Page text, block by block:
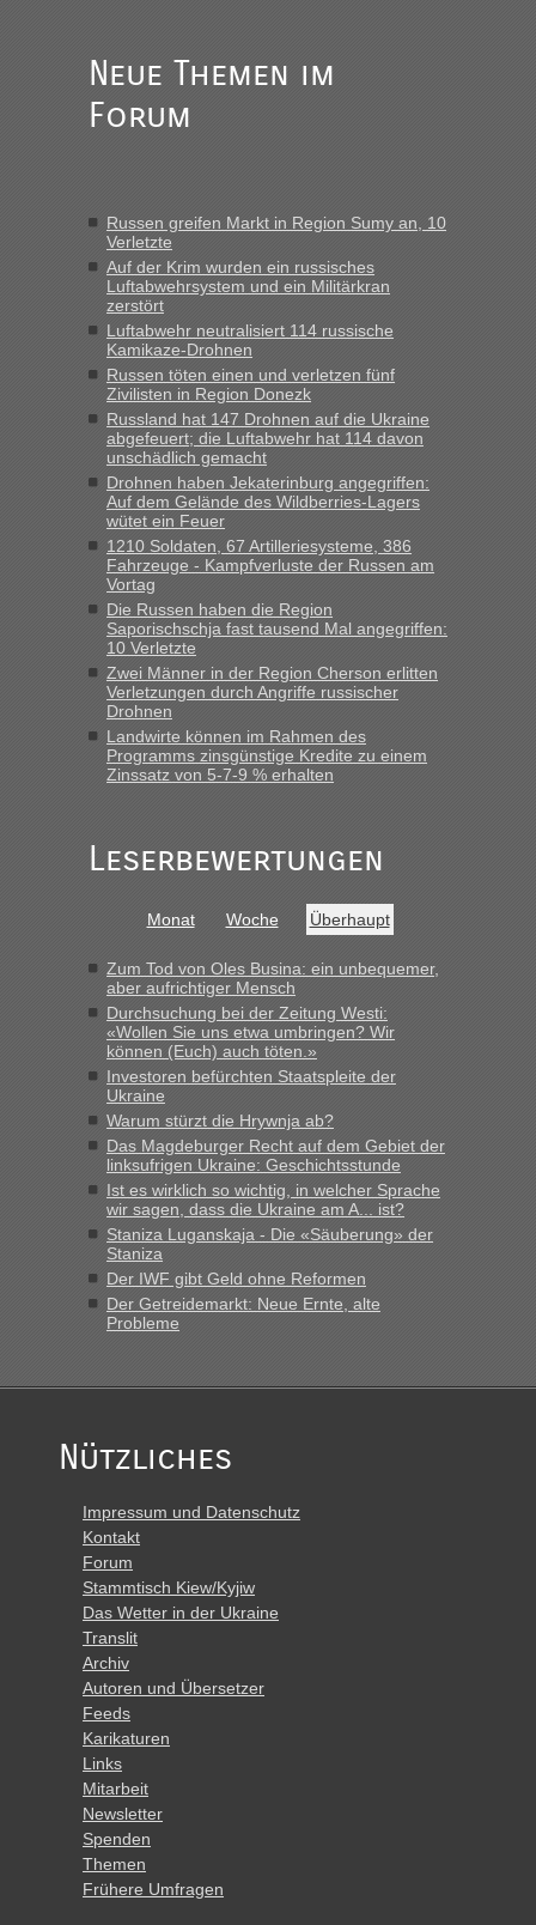
fast 11 Milliarden aufgedeckt
„Am besten wäre natürlich, wenn die Frau mit dabei ist.
Alleinreisende Männer stehen schließlich immer unter
Milliarden aufgedeckt
„Kein Zoll. Du musst an sich nur sagen dass das privat ist
und du nicht damit handeln willst. So lange das nicht
Originalverpackt ist und ersichlich das nicht neu sollte es
keine Probleme geben“
Recht, Visa und Dokumente • Deklaration
gebrauchter Kleidung beim Zoll
„Hallo Leute, ich weiß nicht, ob ich hier richtig bin mit meiner
Anfrage. Ich möchte 4 Umzugskartons mit gebrauchter
Straßen Kleidung bei der Einreise in die Ukraine
mitnehmen. Es ist gebrauchte Kleidung...“
Berichte und Reisetipps • Re: An welchem
Grenzübergang zwischen Polen und der Ukraine geht es am
schnellsten?
„Wir sind mit unserem Wohnmobil, wie geplant am Montag
15.6. in Krakovets rüber. Sehr zeitig los gegen 5 Uhr in der
Früh. Mit sehr sehr wenig Verkehr, super bis zur Grenze. Nur
8 PKW vor der Schranke....“
inBerichte und Reisetipps • Re: An welchem
Grenzübergang zwischen Polen und der Ukraine geht es am
in Krakowez mit dem Kleinbus. Abfertigung ging dann
schnell da auch Passagiere mit EU-Pass dabei waren“
Berichte und Reisetipps • Re: An welchem
Grenzübergang zwischen Polen und der Ukraine geht es am
schnellsten?
„Bin am Montag 15.6.26 um 8 Uhr in Urgyniw ausgereist,
das erste Mal an einem Montagmorgen ca. 15 Fahrzeuge
vor mir, bin sonst der Erste oder Zweite, egal, nach ca 20
Minuten wurde dann die nächste Welle...“
Berichte und Reisetipps • Re: An welchem
Grenzübergang zwischen Polen und der Ukraine geht es am
schnellsten?
„Derzeit, ist es überall sehr voll an den Grenzen Ukraine/
Polen. Zb. Krakovets 100 PKW ca. 10 h Wartezeit. Wollen
Montag rüber, versuchen es sehr früh.“
Neue Themen im
Forum
Russen greifen Markt in Region Sumy an, 10
Verletzte
Auf der Krim wurden ein russisches
Luftabwehrsystem und ein Militärkran
zerstört
Luftabwehr neutralisiert 114 russische
Kamikaze-Drohnen
Russen töten einen und verletzen fünf
Zivilisten in Region Donezk
Russland hat 147 Drohnen auf die Ukraine
abgefeuert; die Luftabwehr hat 114 davon
unschädlich gemacht
Drohnen haben Jekaterinburg angegriffen:
Auf dem Gelände des Wildberries-Lagers
wütet ein Feuer
1210 Soldaten, 67 Artilleriesysteme, 386
Fahrzeuge - Kampfverluste der Russen am
Vortag
Die Russen haben die Region
Saporischschja fast tausend Mal angegriffen:
10 Verletzte
Zwei Männer in der Region Cherson erlitten
Verletzungen durch Angriffe russischer
Drohnen
Landwirte können im Rahmen des
Programms zinsgünstige Kredite zu einem
Zinssatz von 5-7-9 % erhalten
Leserbewertungen
Monat Woche Überhaupt
Zum Tod von Oles Busina: ein unbequemer,
aber aufrichtiger Mensch
Durchsuchung bei der Zeitung Westi:
«Wollen Sie uns etwa umbringen? Wir
können (Euch) auch töten.»
Investoren befürchten Staatspleite der
Ukraine
Warum stürzt die Hrywnja ab?
Das Magdeburger Recht auf dem Gebiet der
linksufrigen Ukraine: Geschichtsstunde
Ist es wirklich so wichtig, in welcher Sprache
wir sagen, dass die Ukraine am A... ist?
Staniza Luganskaja - Die «Säuberung» der
Staniza
Der IWF gibt Geld ohne Reformen
Der Getreidemarkt: Neue Ernte, alte
Probleme
Nützliches
Impressum und Datenschutz
Kontakt
Forum
Stammtisch Kiew/Kyjiw
Das Wetter in der Ukraine
Translit
Archiv
Autoren und Übersetzer
Feeds
Karikaturen
Links
Mitarbeit
Newsletter
Spenden
Themen
Frühere Umfragen